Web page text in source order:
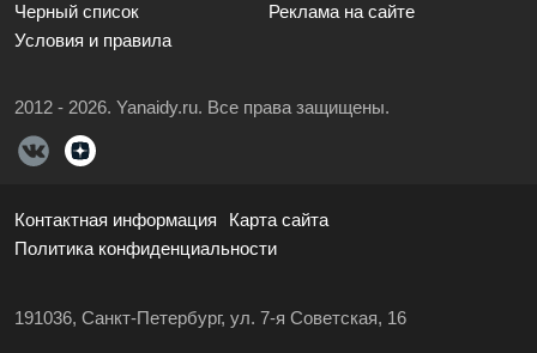
Черный список
Реклама на сайте
Условия и правила
2012 - 2026. Yanaidy.ru. Все права защищены.
Контактная информация
Карта сайта
Политика конфиденциальности
191036, Санкт-Петербург, ул. 7-я Советская, 16